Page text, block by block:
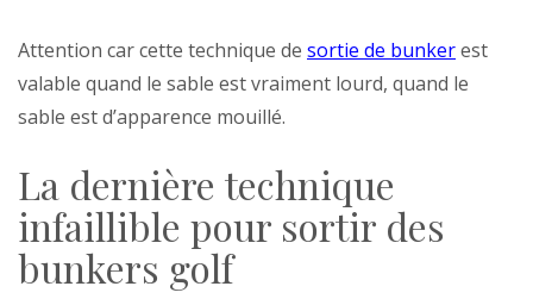
Attention car cette technique de sortie de bunkerest
valable quand le sable est vraiment lourd, quand le
sable est d’apparence mouillé.
La dernière technique
infaillible pour sortir des
bunkers golf